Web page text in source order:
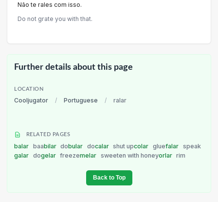
Não te rales com isso.
Do not grate you with that.
Further details about this page
LOCATION
Cooljugator / Portuguese / ralar
RELATED PAGES
balar baabilar dobular docalar shut upcolar gluefalar speak
galar dogelar freezemelar sweeten with honeyorlar rim
Back to Top